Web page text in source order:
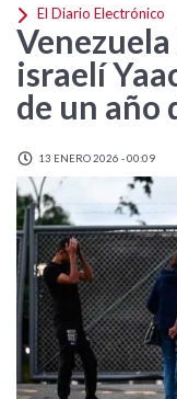
El Diario Electrónico
israelí
de un año
13 ENERO 2026 - 00:09